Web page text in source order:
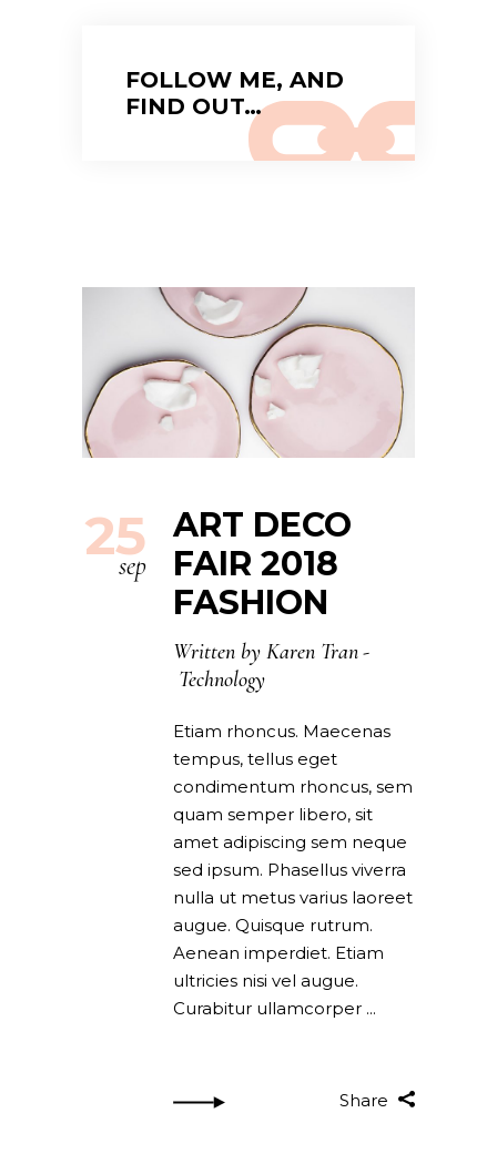
FOLLOW ME, AND
FIND OUT…
25
sep
ART DECO
FAIR 2018
FASHION
Written by Karen Tran
Technology
Etiam rhoncus. Maecenas
tempus, tellus eget
condimentum rhoncus, sem
quam semper libero, sit
amet adipiscing sem neque
sed ipsum. Phasellus viverra
nulla ut metus varius laoreet
augue. Quisque rutrum.
Aenean imperdiet. Etiam
ultricies nisi vel augue.
Curabitur ullamcorper
Share